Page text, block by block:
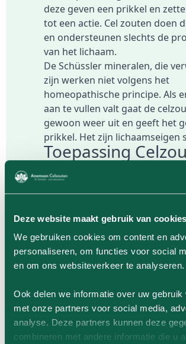
Deze website maakt gebruik van cookies
We gebruiken cookies om content en
personaliseren, om functies voor social
en om ons websiteverkeer te analyseren.
Ook delen we informatie over uw gebruik
met onze partners voor social media,
analyse. Deze partners kunnen deze
combineren met andere informatie die u
deze geven een prikkel en
tot een actie. Cel zouten doen
en ondersteunen slechts de
van het lichaam.
De Schüssler mineralen, die
zijn werken niet volgens het
homeopathische principe. Als
aan te vullen valt gaat de
gewoon weer uit en geeft het
prikkel. Het zijn lichaamseigen
Toepassing
lichamelijke of mentale
celzout gebruikt kijk je in de
van Celzouten.eu om persoonlijk
advies, of vraag je een celzout
therapeut.
Proberen en testen
Bestel een testset. Dit bevat
van alle celzout nummers en je
met onze instructies proberen
kijen waar je behoefte ligt.